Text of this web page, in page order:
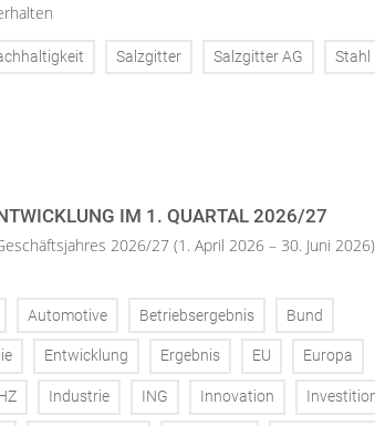
Salzgitter Salzgitter AG Stahl
IM 1. QUARTAL 2026/27
2026/27 (1. April 2026 – 30. Juni
Automotive Betriebsergebnis Bund
Entwicklung Ergebnis EU Europa
Industrie ING Innovation